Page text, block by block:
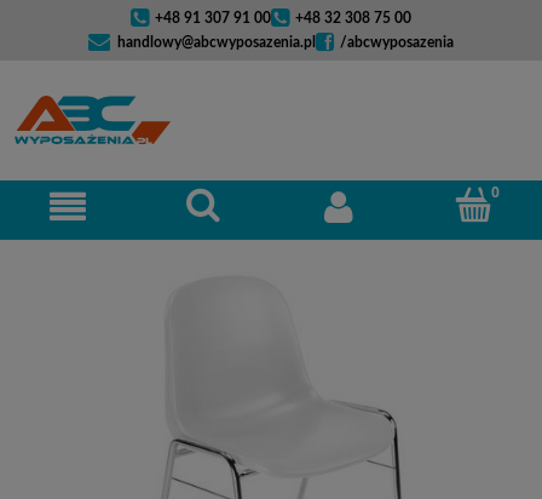
+48 91 307 91 00
+48 32 308 75 00
handlowy@abcwyposazenia.pl
/abcwyposazenia